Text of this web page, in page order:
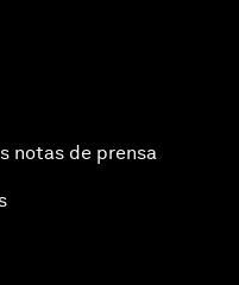
notas de prensa